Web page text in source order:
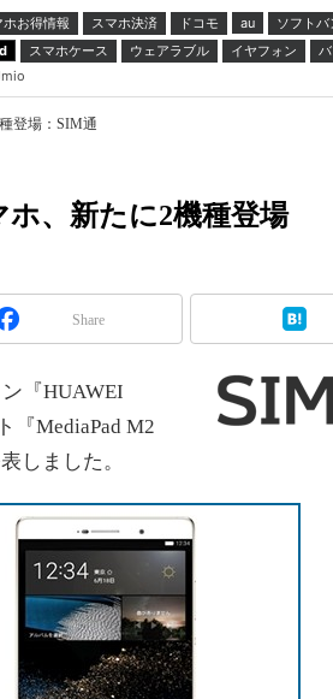
ホお得情報 スマホ決済 ドコモ au ソフトバ
スマホケース ウェアラブル イヤフォン
登場：SIM通
、新たに2機種登場
Share
『HUAWEI
『MediaPad M2
しました。